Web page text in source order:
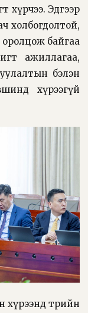
хүрчээ. Эдгээр
холбогдолтой,
оролцож байгаа
ажиллагаа,
бэлэн
хүрээгүй
хүрээнд төрийн